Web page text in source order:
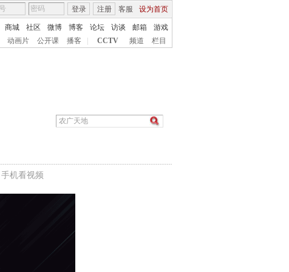
客服 设为首页
登录 注册
商城 社区 微博 博客 论坛 访谈 邮箱
游戏
动画片 公开课 播客 CCTV 频道 栏目
手机看视频